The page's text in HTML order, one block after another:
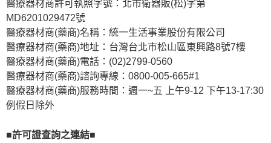
醫療器材商許可執照字號：北市衛器販(松)字第
MD6201029472號
醫療器材商(藥商)名稱：統一生活事業股份有限公司
醫療器材商(藥商)地址：台灣台北市松山區東興路8號7樓
醫療器材商(藥商)電話：(02)2799-0560
醫療器材商(藥商)諮詢專線：0800-005-665#1
醫療器材商(藥商)服務時間：週一~五 上午9-12 下午13-17:30
例假日除外
■許可證查詢之連結■